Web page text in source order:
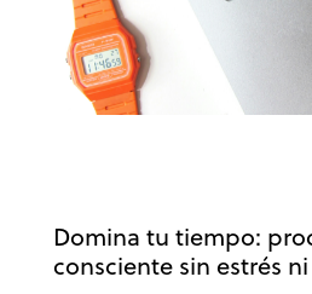
Domina tu tiempo:
consciente sin estrés